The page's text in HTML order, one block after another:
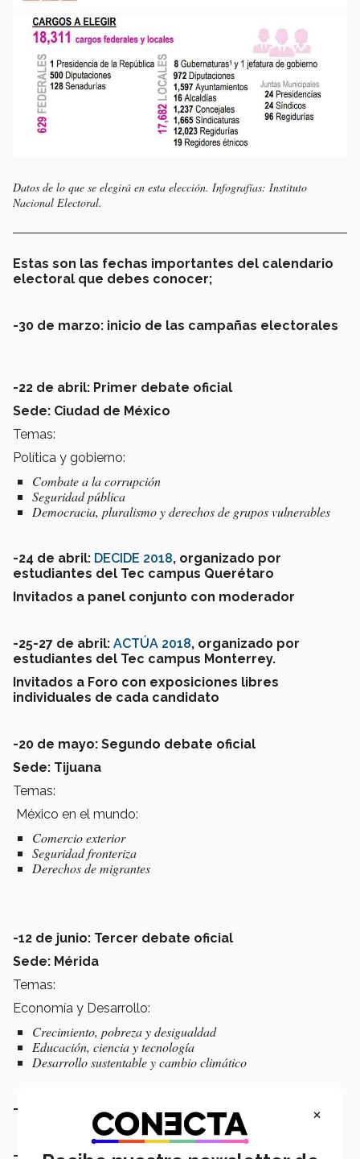
Datos de lo que se elegirá en esta elección. Infografías: Instituto
Nacional Electoral.
Estas son las fechas importantes del calendario
electoral que debes conocer;
-30 de marzo: inicio de las campañas electorales
-22 de abril: Primer debate oficial
Sede: Ciudad de México
Temas:
Política y gobierno:
Combate a la corrupción
Seguridad pública
Democracia, pluralismo y derechos de grupos vulnerables
-24 de abril: DECIDE 2018, organizado por
estudiantes del Tec campus Querétaro
Invitados a panel conjunto con moderador
-25-27 de abril: ACTÚA 2018, organizado por
estudiantes del Tec campus Monterrey.
Invitados a Foro con exposiciones libres
individuales de cada candidato
-20 de mayo: Segundo debate oficial
Sede: Tijuana
Temas:
México en el mundo:
Comercio exterior
Seguridad fronteriza
Derechos de migrantes
-12 de junio: Tercer debate oficial
Sede: Mérida
Temas:
Economía y Desarrollo:
Crecimiento, pobreza y desigualdad
Educación, ciencia y tecnología
Desarrollo sustentable y cambio climático
-27 de junio: Fin de las campañas
-28 de junio - 1 de julio. Veda electoral.Ningún
×